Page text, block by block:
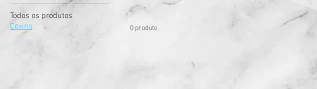
Todos os produtos
Coxins
0 produto